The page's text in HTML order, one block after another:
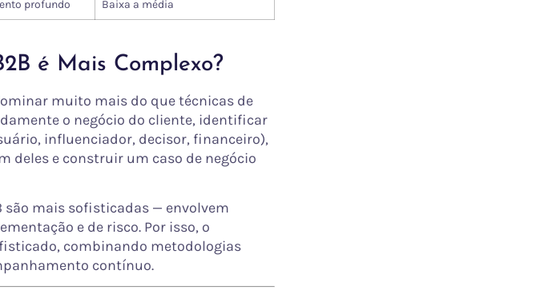
profundo Baixa a média
é Mais Complexo?
muito mais do que técnicas de
o negócio do cliente, identificar
influenciador, decisor, financeiro),
deles e construir um caso de negócio
são mais sofisticadas — envolvem
e de risco. Por isso, o
combinando metodologias
contínuo.